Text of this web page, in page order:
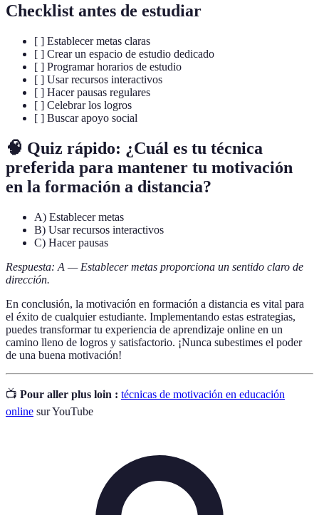
Checklist antes de estudiar
[ ] Establecer metas claras
[ ] Crear un espacio de estudio dedicado
[ ] Programar horarios de estudio
[ ] Usar recursos interactivos
[ ] Hacer pausas regulares
[ ] Celebrar los logros
[ ] Buscar apoyo social
🧠 Quiz rápido: ¿Cuál es tu técnica
preferida para mantener tu motivación
en la formación a distancia?
A) Establecer metas
B) Usar recursos interactivos
C) Hacer pausas
Respuesta: A — Establecer metas proporciona un sentido claro de
dirección.
En conclusión, la motivación en formación a distancia es vital para
el éxito de cualquier estudiante. Implementando estas estrategias,
puedes transformar tu experiencia de aprendizaje online en un
camino lleno de logros y satisfactorio. ¡Nunca subestimes el poder
de una buena motivación!
📺 Pour aller plus loin : técnicas de motivación en educación
online sur YouTube